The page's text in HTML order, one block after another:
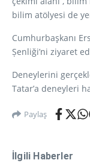
bilim atölyesi de
Cumhurbaşkanı
Ṣenliği’ni ziyaret
Deneylerini
Tatar’a deneyleri
Paylaş
İlgili Haberler